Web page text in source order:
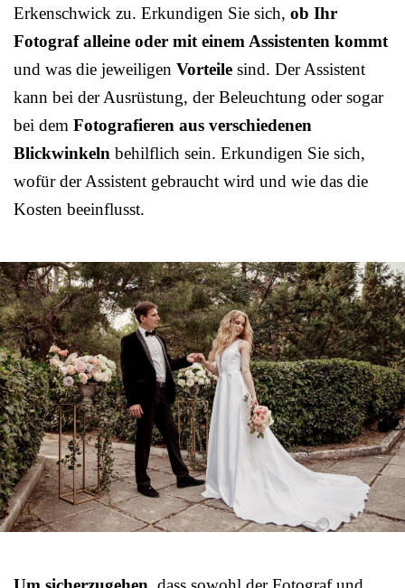
Erkenschwick zu. Erkundigen Sie sich, ob Ihr
Fotograf alleine oder mit einem Assistenten kommt
und was die jeweiligen Vorteile sind. Der Assistent
kann bei der Ausrüstung, der Beleuchtung oder sogar
bei dem Fotografieren aus verschiedenen
Blickwinkeln behilflich sein. Erkundigen Sie sich,
wofür der Assistent gebraucht wird und wie das die
Kosten beeinflusst.